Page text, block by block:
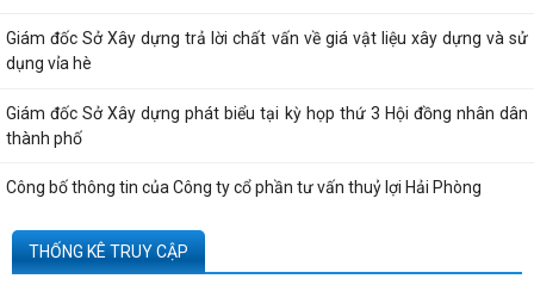
Giám đốc Sở Xây dựng trả lời chất vấn về giá vật liệu xây dựng và sử
dụng vỉa hè
Giám đốc Sở Xây dựng phát biểu tại kỳ họp thứ 3 Hội đồng nhân dân
thành phố
Công bố thông tin của Công ty cổ phần tư vấn thuỷ lợi Hải Phòng
Quyết định công bố thủ tục hành chính nội bộ được sửa đổi, bổ sung
thuộc phạm vi, chức năng quản lý...
THỐNG KÊ TRUY CẬP